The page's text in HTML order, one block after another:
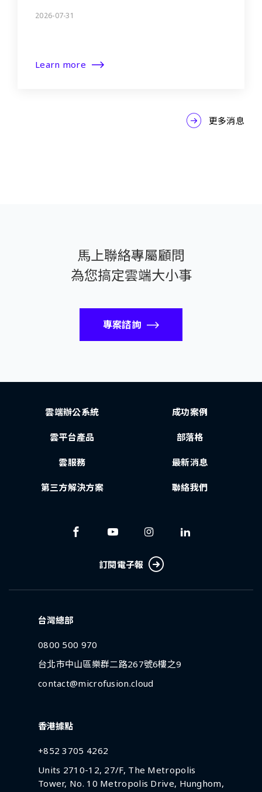
2026-07-31
Learn more
更多消息
馬上聯絡專屬顧問
為您搞定雲端大小事
專案諮詢
雲端辦公系統
雲平台產品
雲服務
第三方解決方案
成功案例
部落格
最新消息
聯絡我們
訂閱電子報
台灣總部
0800 500 970
台北市中山區樂群二路267號6樓之9
contact@microfusion.cloud
香港據點
+852 3705 4262
Units 2710-12, 27/F, The Metropolis
Tower, No. 10 Metropolis Drive, Hunghom,